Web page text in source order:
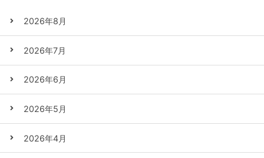
2026年8月
2026年7月
2026年6月
2026年5月
2026年4月